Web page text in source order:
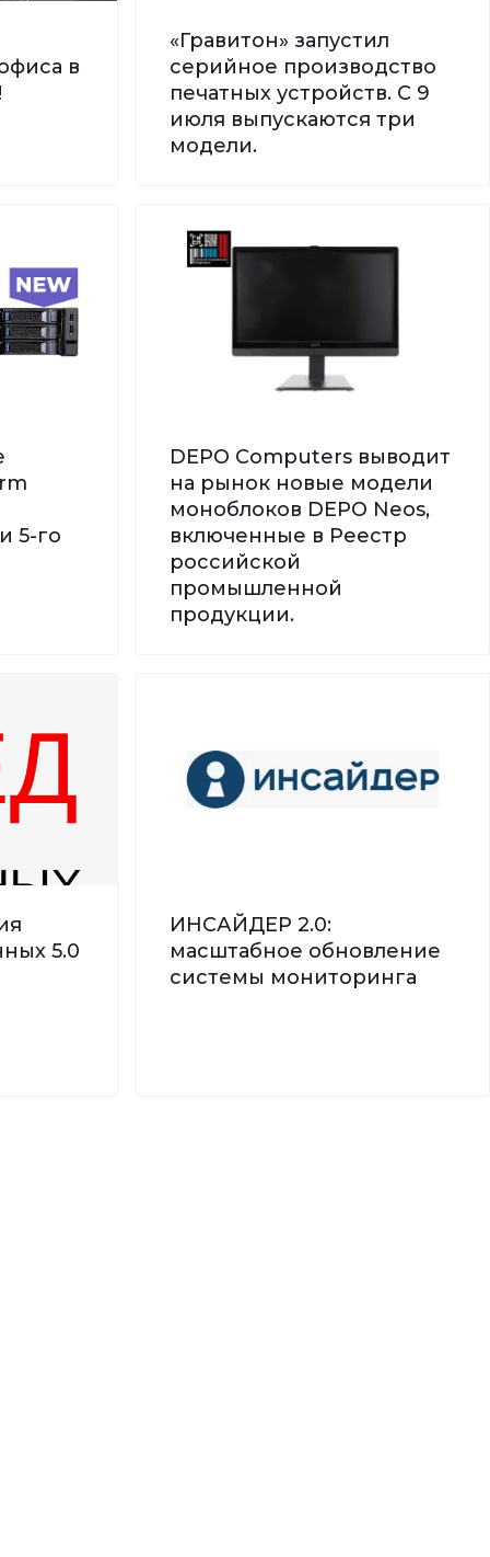
в
«Гравитон» запустил
серийное производство
печатных устройств. С 9
июля выпускаются три
модели.
5-го
DEPO Computers выводит
на рынок новые модели
моноблоков DEPO Neos,
включенные в Реестр
российской
промышленной
продукции.
5.0
ИНСАЙДЕР 2.0:
масштабное обновление
системы мониторинга